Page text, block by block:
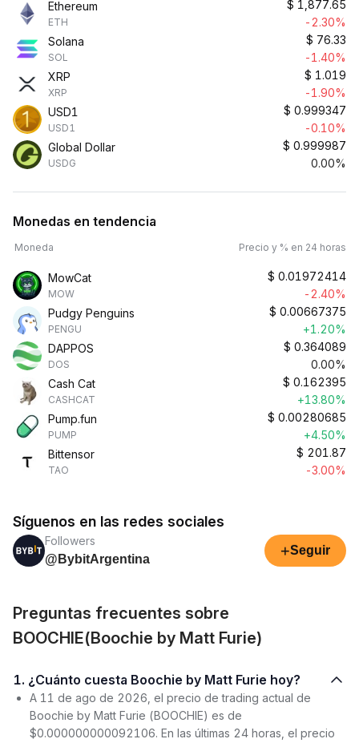
Ethereum
ETH
$ 1,877.65
-2.30%
Solana
SOL
$ 76.33
-1.40%
XRP
XRP
$ 1.019
-1.90%
USD1
USD1
$ 0.999347
-0.10%
Global Dollar
USDG
$ 0.999987
0.00%
Monedas en tendencia
Moneda Precio y % en 24 horas
MowCat
MOW
$ 0.01972414
-2.40%
Pudgy Penguins
PENGU
$ 0.00667375
+1.20%
DAPPOS
DOS
$ 0.364089
0.00%
Cash Cat
CASHCAT
$ 0.162395
+13.80%
Pump.fun
PUMP
$ 0.00280685
+4.50%
Bittensor
TAO
$ 201.87
-3.00%
Síguenos en las redes sociales
Followers
@BybitArgentina
+Seguir
Preguntas frecuentes sobre
BOOCHIE(Boochie by Matt Furie)
1. ¿Cuánto cuesta Boochie by Matt Furie hoy?
A 11 de ago de 2026, el precio de trading actual de
Boochie by Matt Furie (BOOCHIE) es de
$0.000000000092106. En las últimas 24 horas, el precio